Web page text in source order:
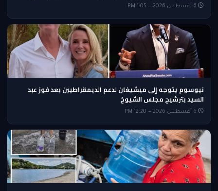
نيوسوم يتوجه إلى ميشيغان لدعم الديمقراطيين بعد فوز عبد
السيد بترشيح مجلس الشيوخ